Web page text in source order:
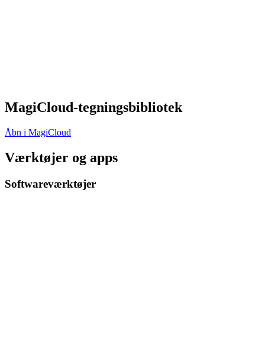
MagiCloud-tegningsbibliotek
Åbn i MagiCloud
Værktøjer og apps
Softwareværktøjer